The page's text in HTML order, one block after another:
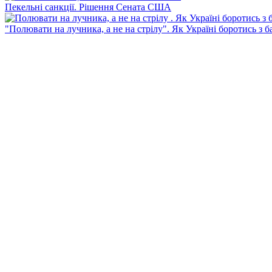
Пекельні санкції. Рішення Сената США
"Полювати на лучника, а не на стрілу". Як Україні боротись з